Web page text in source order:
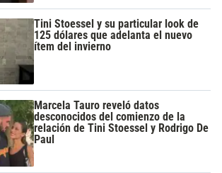
Tini Stoessel y su particular look de
125 dólares que adelanta el nuevo
ítem del invierno
Marcela Tauro reveló datos
desconocidos del comienzo de la
relación de Tini Stoessel y Rodrigo De
Paul